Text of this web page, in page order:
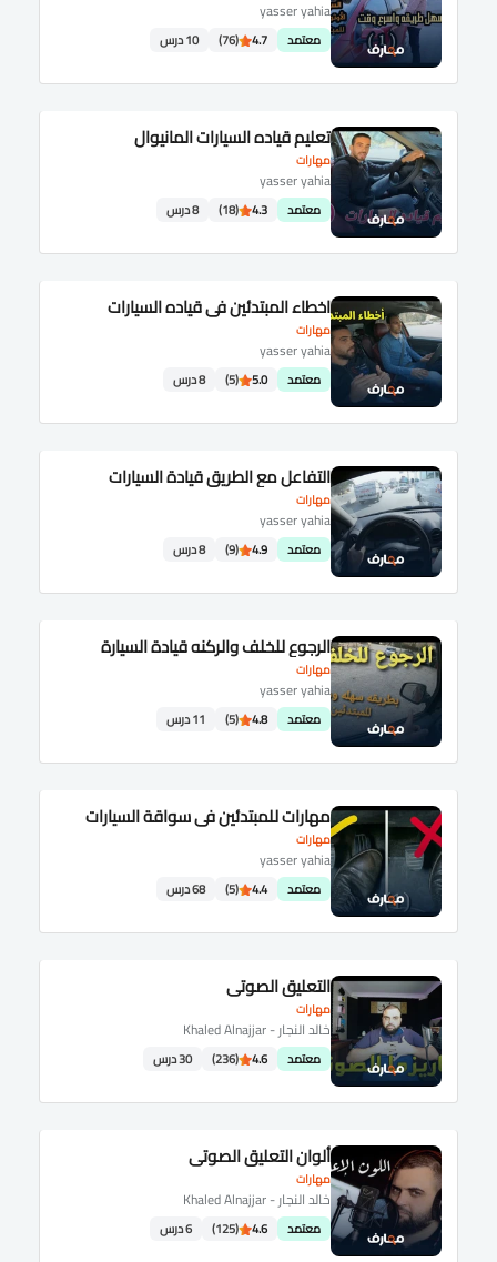
yasser yahia
معتمد 4.7
(76) 10 درس
مهارات
تعليم قياده السيارات المانيوال
yasser yahia
معتمد 4.3
(18) 8 درس
مهارات
اخطاء المبتدئين في قياده السيارات
yasser yahia
معتمد 5.0
(5) 8 درس
مهارات
التفاعل مع الطريق قيادة السيارات
yasser yahia
معتمد 4.9
(9) 8 درس
مهارات
الرجوع للخلف والركنه قيادة السيارة
yasser yahia
معتمد 4.8
(5) 11 درس
مهارات
مهارات للمبتدئين في سواقة السيارات
yasser yahia
معتمد 4.4
(5) 68 درس
مهارات
التعليق الصوتي
خالد النجار - Khaled Alnajjar
معتمد 4.6
(236) 30 درس
مهارات
ألوان التعليق الصوتي
خالد النجار - Khaled Alnajjar
معتمد 4.6
(125) 6 درس